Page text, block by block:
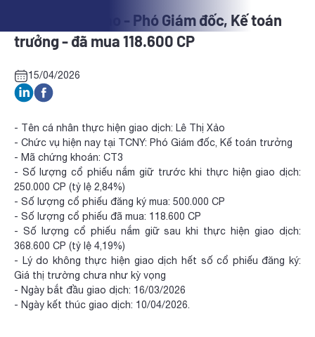
CT3: Lê Thị Xảo - Phó Giám đốc, Kế toán
trưởng - đã mua 118.600 CP
15/04/2026
- Tên cá nhân thực hiện giao dịch: Lê Thị Xảo
- Chức vụ hiện nay tại TCNY: Phó Giám đốc, Kế toán trưởng
- Mã chứng khoán: CT3
- Số lượng cổ phiếu nắm giữ trước khi thực hiện giao dịch:
250.000 CP (tỷ lệ 2,84%)
- Số lượng cổ phiếu đăng ký mua: 500.000 CP
- Số lượng cổ phiếu đã mua: 118.600 CP
- Số lượng cổ phiếu nắm giữ sau khi thực hiện giao dịch:
368.600 CP (tỷ lệ 4,19%)
- Lý do không thực hiện giao dịch hết số cổ phiếu đăng ký:
Giá thị trường chưa như kỳ vọng
- Ngày bắt đầu giao dịch: 16/03/2026
- Ngày kết thúc giao dịch: 10/04/2026.